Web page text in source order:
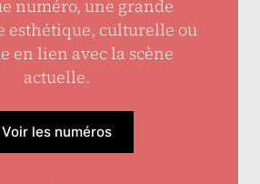
numéro, une grande
esthétique, culturelle ou
en lien avec la scène
actuelle.
Voir les numéros